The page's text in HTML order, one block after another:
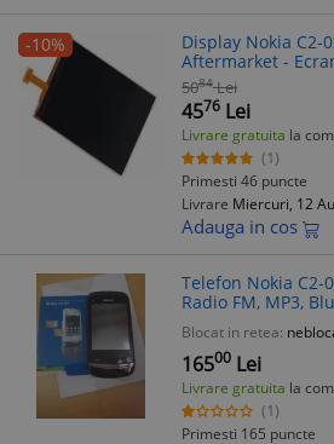
-10%
Display Nokia C2-
Aftermarket -
5084 Lei
4576 Lei
Livrare gratuita la
(1)
Primesti 46 puncte
Livrare Miercuri, 12
Adauga in cos
Telefon Nokia C2-
Radio FM, MP3,
Blocat in retea:
16500 Lei
Livrare gratuita la
(1)
Primesti 165 puncte